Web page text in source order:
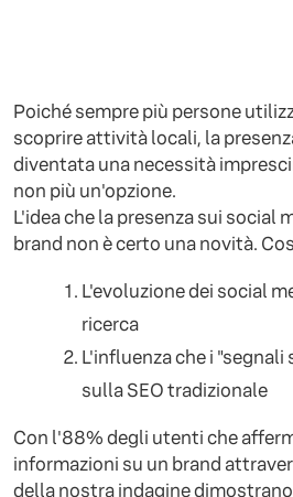
Poiché sempre più persone
scoprire attività locali, la
diventata una necessità
non più un'opzione.
L'idea che la presenza sui social
brand non è certo una novità.
L'evoluzione dei social
ricerca
L'influenza che i
sulla SEO tradizionale
Con l'88% degli utenti che
informazioni su un brand
della nostra indagine